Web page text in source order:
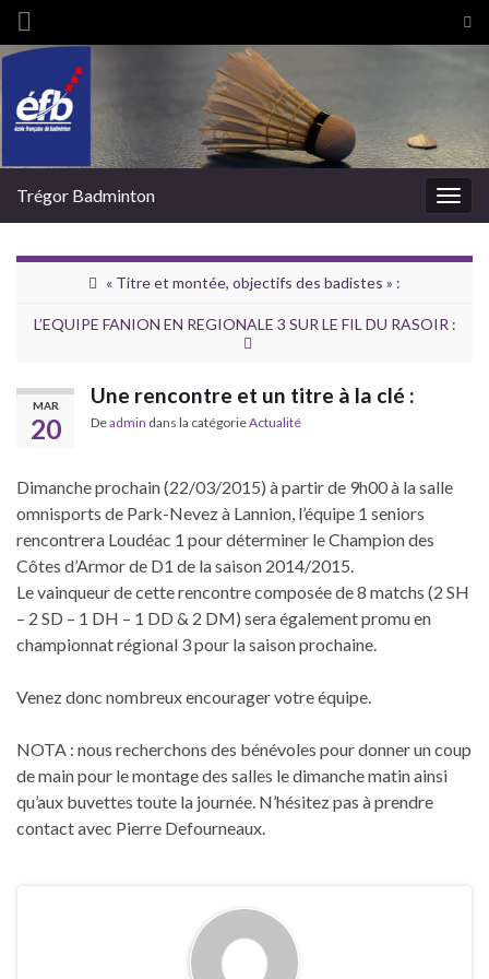
Trégor Badminton
« Titre et montée, objectifs des badistes » :
L’EQUIPE FANION EN REGIONALE 3 SUR LE FIL DU RASOIR :
MAR
20
Une rencontre et un titre à la clé :
Deadmin dans la catégorieActualité
Dimanche prochain (22/03/2015) à partir de 9h00 à la salle
omnisports de Park-Nevez à Lannion, l’équipe 1 seniors
rencontrera Loudéac 1 pour déterminer le Champion des
Côtes d’Armor de D1 de la saison 2014/2015.
Le vainqueur de cette rencontre composée de 8 matchs (2 SH
– 2 SD – 1 DH – 1 DD & 2 DM) sera également promu en
championnat régional 3 pour la saison prochaine.
Venez donc nombreux encourager votre équipe.
NOTA : nous recherchons des bénévoles pour donner un coup
de main pour le montage des salles le dimanche matin ainsi
qu’aux buvettes toute la journée. N’hésitez pas à prendre
contact avec Pierre Defourneaux.